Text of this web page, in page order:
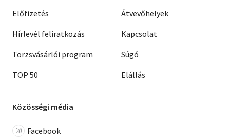
Előfizetés
Hírlevél feliratkozás
Törzsvásárlói program
TOP 50
Átvevőhelyek
Kapcsolat
Súgó
Elállás
Közösségi média
Facebook